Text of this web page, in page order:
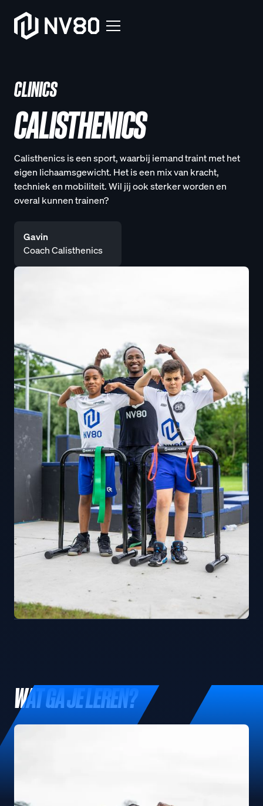
CLINICS
CALISTHENICS
Calisthenics is een sport, waarbij iemand traint met het
eigen lichaamsgewicht. Het is een mix van kracht,
techniek en mobiliteit. Wil jij ook sterker worden en
overal kunnen trainen?
Gavin
Coach Calisthenics
WAT GA JE LEREN?